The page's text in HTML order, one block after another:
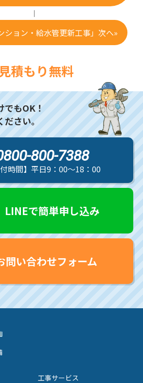
｜
ション・給水管更新工事」次へ»
積もり無料
でもOK！
さい。
800-7388
付時間】平日9：00～18：00
LINEで簡単申し込み
問い合わせフォーム
工事サービス